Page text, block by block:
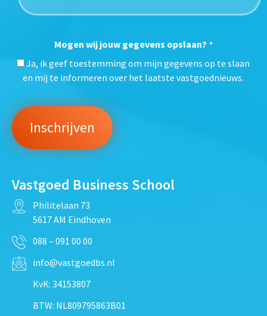
Mogen wij jouw gegevens opslaan? *
Ja, ik geef toestemming om mijn gegevens op te slaan
en mij te informeren over het laatste vastgoednieuws.
Vastgoed Business School
Philitelaan 73
5617 AM Eindhoven
088 – 091 00 00
info@vastgoedbs.nl
KvK: 34153807
BTW: NL809795863B01